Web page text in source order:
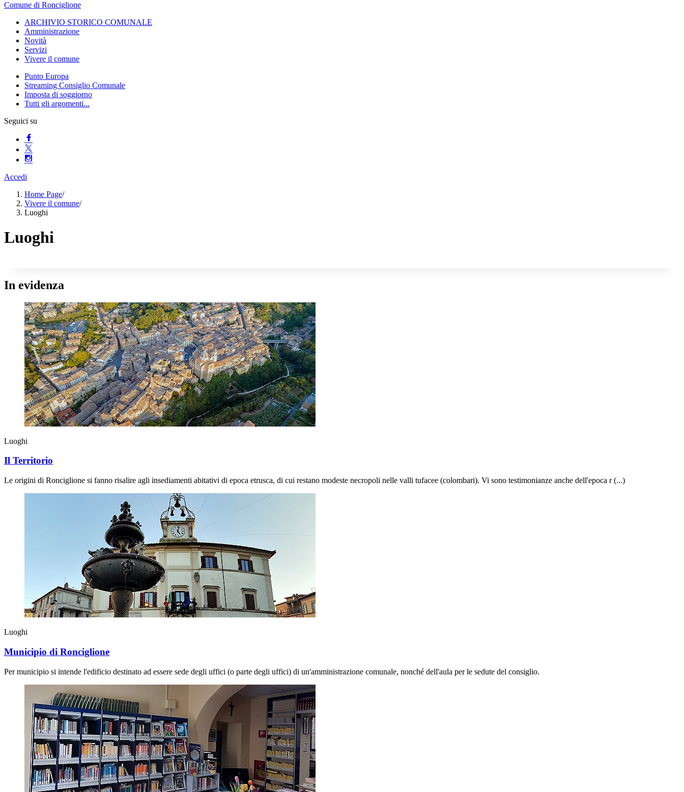
Comune di Ronciglione
ARCHIVIO STORICO COMUNALE
Amministrazione
Novità
Servizi
Vivere il comune
Punto Europa
Streaming Consiglio Comunale
Imposta di soggiorno
Tutti gli argomenti...
Seguici su
Accedi
Home Page/
Vivere il comune/
Luoghi
Luoghi
In evidenza
Luoghi
Il Territorio
Le origini di Ronciglione si fanno risalire agli insediamenti abitativi di epoca etrusca, di cui restano modeste necropoli nelle valli tufacee (colombari). Vi sono testimonianze anche dell'epoca r (...)
Luoghi
Municipio di Ronciglione
Per municipio si intende l'edificio destinato ad essere sede degli uffici (o parte degli uffici) di un'amministrazione comunale, nonché dell'aula per le sedute del consiglio.